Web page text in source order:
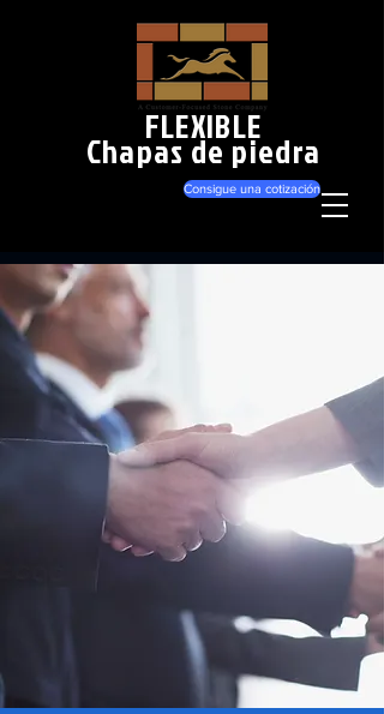
FLEXIBLE
Chapas de piedra
Consigue una cotización